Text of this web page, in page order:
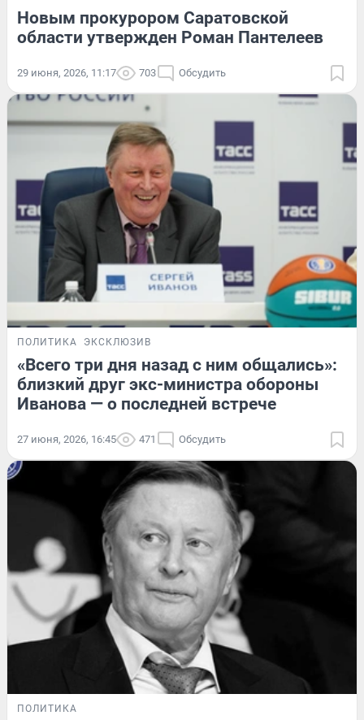
Новым прокурором Саратовской
области утвержден Роман Пантелеев
29 июня, 2026, 11:17 703 Обсудить
ПОЛИТИКА ЭКСКЛЮЗИВ
«Всего три дня назад с ним общались»:
близкий друг экс-министра обороны
Иванова — о последней встрече
27 июня, 2026, 16:45 471 Обсудить
ПОЛИТИКА